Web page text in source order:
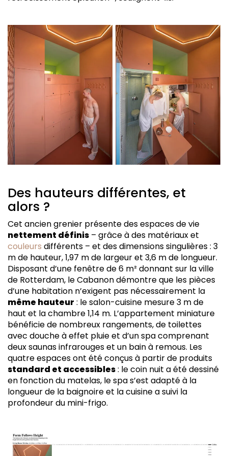
Des hauteurs différentes, et
alors ?
Cet ancien grenier présente des espaces de vie
nettement définis – grâce à des matériaux et
couleurs différents – et des dimensions singulières : 3
m de hauteur, 1,97 m de largeur et 3,6 m de longueur.
Disposant d’une fenêtre de 6 m² donnant sur la ville
de Rotterdam, le Cabanon démontre que les pièces
d’une habitation n’exigent pas nécessairement la
même hauteur : le salon-cuisine mesure 3 m de
haut et la chambre 1,14 m. L’appartement miniature
bénéficie de nombreux rangements, de toilettes
avec douche à effet pluie et d’un spa comprenant
deux saunas infrarouges et un bain à remous. Les
quatre espaces ont été conçus à partir de produits
standard et accessibles: le coin nuit a été dessiné
en fonction du matelas, le spa s’est adapté à la
longueur de la baignoire et la cuisine a suivi la
profondeur du mini-frigo.